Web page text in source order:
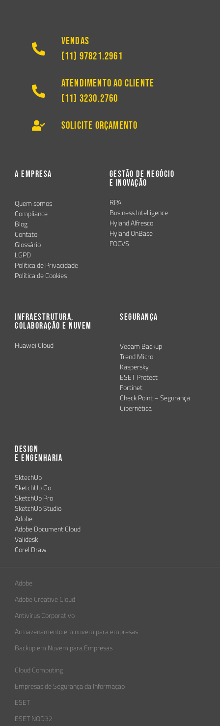
Vendas
(11) 97821.2961
Atendimento ao Cliente
(11) 3230.2760
Solicite Orçamento
A Empresa
Quem somos
Compliance
Blog
Contato
Glossário
LGPD
Política de Privacidade
Política de Cookies
Gestão de Negócio
e Inovação
RPA
Business Intelligence
Hyland Alfresco
Hyland OnBase
FOCVS
Infraestrutura,
Colaboração e Nuvem
Huawei Cloud
Segurança
Veeam Backup
Trend Micro
Kaspersky
ESET Protect
Fortinet
Check Point – Segurança
Cibernética
Design
e Engenharia
SktechUp
SketchUp Go
SketchUp Pro
SketchUp Studio
Adobe
Adobe Document Cloud
Validesk
Corel Draw
Adobe
Adobe Creative Cloud
Antivírus Corporativo
Armazenamento em nuvem para empresas
Backup em Nuvem para Empresas
Cloud Computing
Empresas de Segurança da Informação​
ESET
ESET NOD32